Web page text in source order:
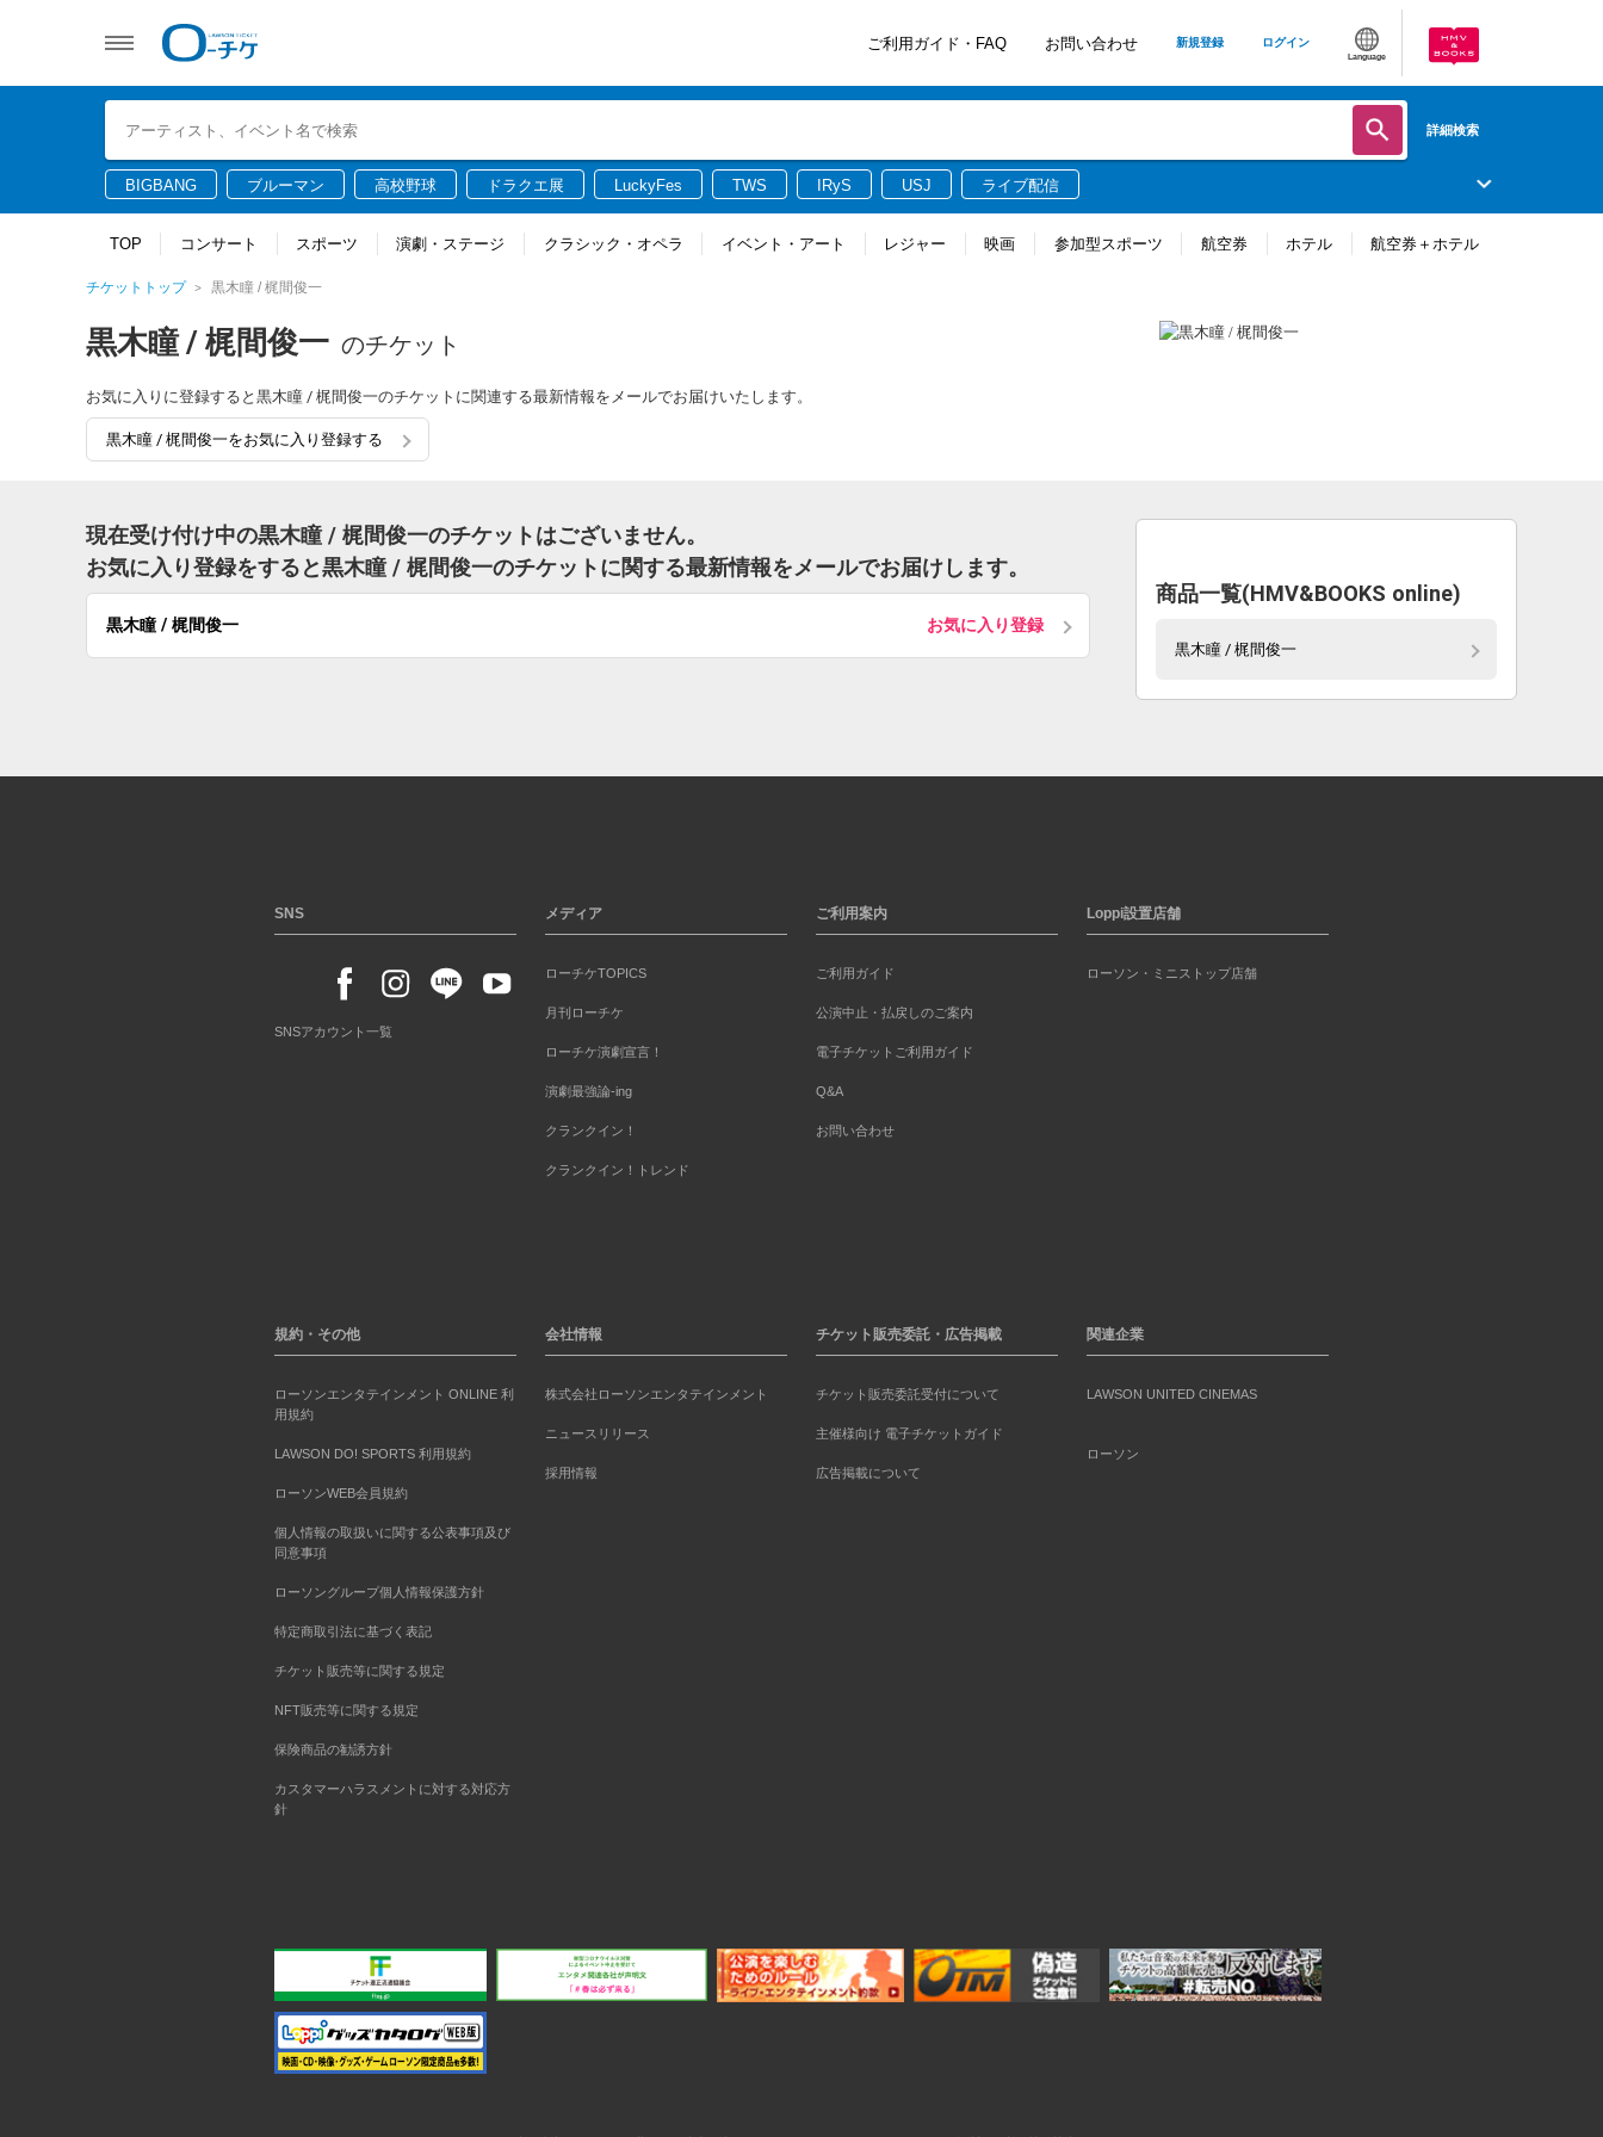
ご利用ガイド・FAQ お問い合わせ 新規登録 ログイン
Language
詳細検索
BIGBANG ブルーマン 高校野球 ドラクエ展 LuckyFes TWS IRyS USJ ライブ配信
TOP コンサート スポーツ 演劇・ステージ クラシック・オペラ イベント・アート レジャー 映画 参加型スポーツ 航空券 ホテル 航空券＋ホテル
チケットトップ 黒木瞳 / 梶間俊一
黒木瞳 / 梶間俊一 のチケット
お気に入りに登録すると黒木瞳 / 梶間俊一のチケットに関連する最新情報をメールでお届けいたします。
黒木瞳 / 梶間俊一をお気に入り登録する
現在受け付け中の黒木瞳 / 梶間俊一のチケットはございません。
お気に入り登録をすると黒木瞳 / 梶間俊一のチケットに関する最新情報をメールでお届けします。
黒木瞳 / 梶間俊一 お気に入り登録
商品一覧(HMV&BOOKS online)
黒木瞳 / 梶間俊一
SNS
SNSアカウント一覧
メディア
ローチケTOPICS
月刊ローチケ
ローチケ演劇宣言！
演劇最強論-ing
クランクイン！
クランクイン！トレンド
ご利用案内
ご利用ガイド
公演中止・払戻しのご案内
電子チケットご利用ガイド
Q&A
お問い合わせ
Loppi設置店舗
ローソン・ミニストップ店舗
規約・その他
ローソンエンタテインメント ONLINE 利
用規約
LAWSON DO! SPORTS 利用規約
ローソンWEB会員規約
個人情報の取扱いに関する公表事項及び
同意事項
ローソングループ個人情報保護方針
特定商取引法に基づく表記
チケット販売等に関する規定
NFT販売等に関する規定
保険商品の勧誘方針
カスタマーハラスメントに対する対応方
針
会社情報
株式会社ローソンエンタテインメント
ニュースリリース
採用情報
チケット販売委託・広告掲載
チケット販売委託受付について
主催様向け 電子チケットガイド
広告掲載について
関連企業
LAWSON UNITED CINEMAS
ローソン